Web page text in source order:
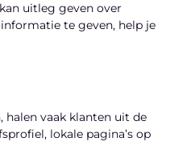
uitleg geven over
te geven, help je
halen vaak klanten uit de
lokale pagina’s op